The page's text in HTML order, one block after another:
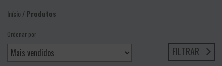
Início /Produtos
Ordenar por
FILTRAR